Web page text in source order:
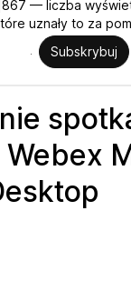
867 — liczba
uznały to za
Subskrybuj